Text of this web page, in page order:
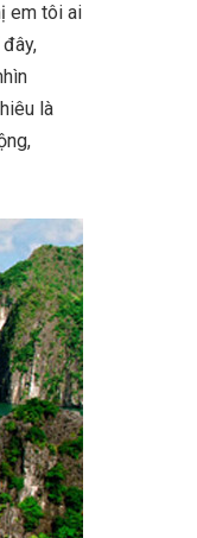
em tôi ai
là